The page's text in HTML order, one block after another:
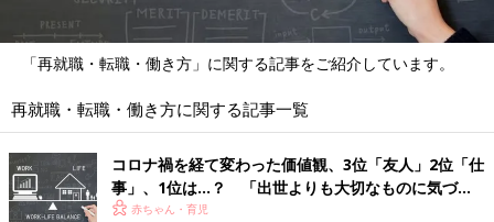
「再就職・転職・働き方」に関する記事をご紹介しています。
再就職・転職・働き方に関する記事一覧
コロナ禍を経て変わった価値観、3位「友人」2位「仕
事」、1位は…？ 「出世よりも大切なものに気づい
た」という声が続々
赤ちゃん・育児